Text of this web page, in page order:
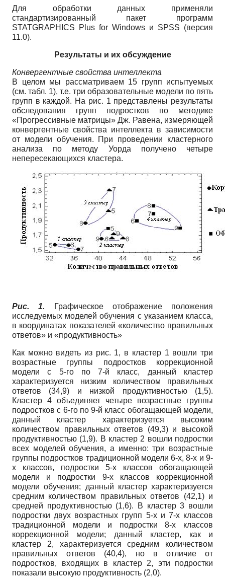
Для обработки данных применяли
стандартизированный пакет программ
STATGRAPHICS Plus for Windows и SPSS (версия
11.0).
Результаты и их обсуждение
Конвергентные свойства интеллекта
В целом мы рассматриваем 15 групп испытуемых
(см. табл. 1), т.е. три образовательные модели по пять
групп в каждой. На рис. 1 представлены результаты
обследования групп подростков по методике
«Прогрессивные матрицы» Дж. Равена, измеряющей
конвергентные свойства интеллекта в зависимости
от модели обучения. При проведении кластерного
анализа по методу Уорда получено четыре
непересекающихся кластера.
Рис. 1. Графическое отображение положения
исследуемых моделей обучения с указанием класса,
в координатах показателей «количество правильных
ответов» и «продуктивность»
Как можно видеть из рис. 1, в кластер 1 вошли три
возрастные группы подростков коррекционной
модели с 5-го по 7-й класс, данный кластер
характеризуется низким количеством правильных
ответов (34,9) и низкой продуктивностью (1,5).
Кластер 4 объединяет четыре возрастные группы
подростков с 6-го по 9-й класс обогащающей модели,
данный кластер характеризуется высоким
количеством правильных ответов (49,3) и высокой
продуктивностью (1,9). В кластер 2 вошли подростки
всех моделей обучения, а именно: три возрастные
группы подростков традиционной модели 6-х, 8-х и 9-
х классов, подростки 5-х классов обогащающей
модели и подростки 9-х классов коррекционной
модели обучения; данный кластер характеризуется
средним количеством правильных ответов (42,1) и
средней продуктивностью (1,6). В кластер 3 вошли
подростки двух возрастных групп 5-х и 7-х классов
традиционной модели и подростки 8-х классов
коррекционной модели; данный кластер, как и
кластер 2, характеризуется средним количеством
правильных ответов (40,4), но в отличие от
подростков, входящих в кластер 2, эти подростки
показали высокую продуктивность (2,0).